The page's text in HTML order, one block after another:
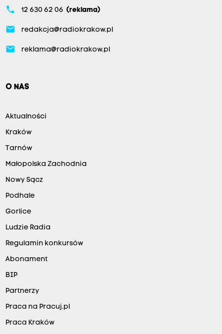
phone 12 630 62 06 (reklama)
email redakcja@radiokrakow.pl
email reklama@radiokrakow.pl
O NAS
Aktualności
Kraków
Tarnów
Małopolska Zachodnia
Nowy Sącz
Podhale
Gorlice
Ludzie Radia
Regulamin konkursów
Abonament
BIP
Partnerzy
Praca na Pracuj.pl
Praca Kraków